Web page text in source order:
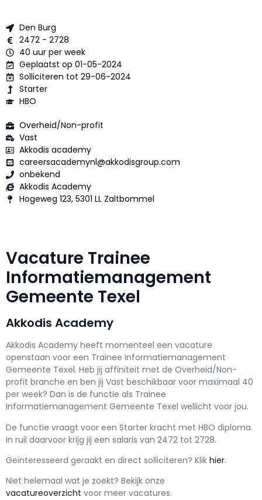
Den Burg
2472 - 2728
40 uur per week
Geplaatst op 01-05-2024
Solliciteren tot 29-06-2024
Starter
HBO
Overheid/Non-profit
Vast
Akkodis academy
careersacademynl@akkodisgroup.com
onbekend
Akkodis Academy
Hogeweg 123, 5301 LL Zaltbommel
Vacature Trainee
Informatiemanagement
Gemeente Texel
Akkodis Academy
Akkodis Academy heeft momenteel een vacature
openstaan voor een Trainee Informatiemanagement
Gemeente Texel. Heb jij affiniteit met de Overheid/Non-
profit branche en ben jij Vast beschikbaar voor maximaal 40
per week? Dan is de functie als Trainee
Informatiemanagement Gemeente Texel wellicht voor jou.
De functie vraagt voor een Starter kracht met HBO diploma.
In ruil daarvoor krijg jij een salaris van 2472 tot 2728.
Geïnteresseerd geraakt en direct solliciteren? Klik hier.
Niet helemaal wat je zoekt? Bekijk onze
vacatureoverzicht voor meer vacatures.